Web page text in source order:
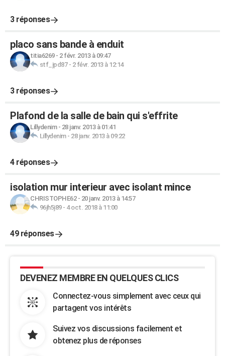
3 réponses
placo sans bande à enduit
titia6269- 2 févr. 2013 à 09:47
stf_jpd87- 2 févr. 2013 à 12:14
3 réponses
Plafond de la salle de bain qui s'effrite
Lillydenim- 28 janv. 2013 à 01:41
Lillydenim- 28 janv. 2013 à 09:22
4 réponses
isolation mur interieur avec isolant mince
CHRISTOPHE62- 20 janv. 2013 à 14:57
96jh5j89- 4 oct. 2018 à 11:00
49 réponses
DEVENEZ MEMBRE EN QUELQUES CLICS
Connectez-vous simplement avec ceux qui
partagent vos intérêts
Suivez vos discussions facilement et
obtenez plus de réponses